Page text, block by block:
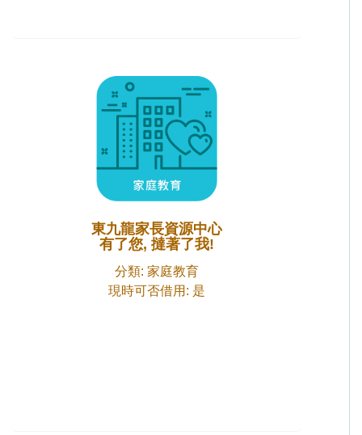
東九龍家長資源中心
有了您, 撻著了我!
分類: 家庭教育
現時可否借用: 是